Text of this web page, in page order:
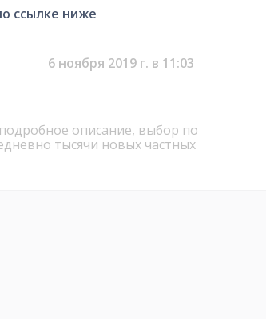
ссылке ниже
6 ноября 2019 г. в 11:03
описание, выбор по
тысячи новых частных